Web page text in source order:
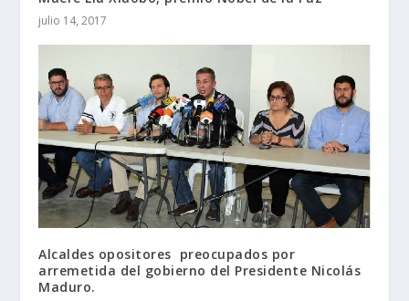
julio 14, 2017
Alcaldes opositores preocupados por
arremetida del gobierno del Presidente Nicolás
Maduro.